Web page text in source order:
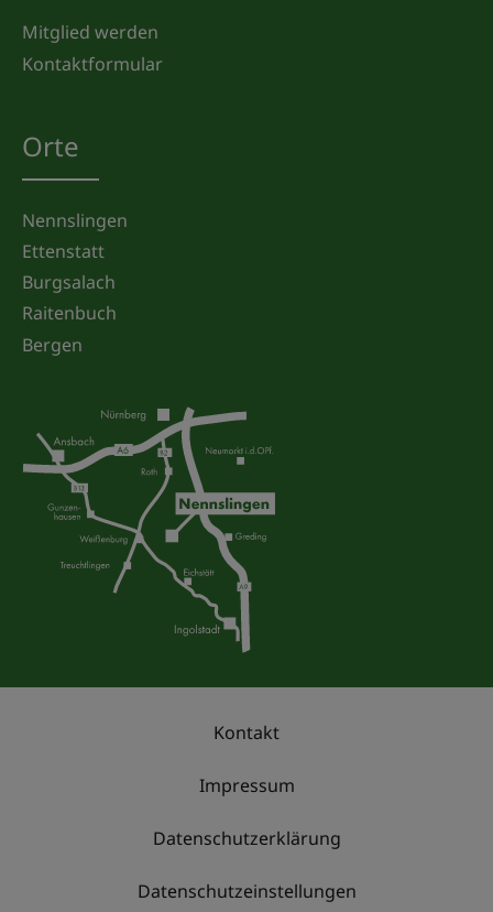
Mitglied werden
Kontaktformular
Orte
Nennslingen
Ettenstatt
Burgsalach
Raitenbuch
Bergen
Kontakt
Impressum
Datenschutzerklärung
Datenschutzeinstellungen